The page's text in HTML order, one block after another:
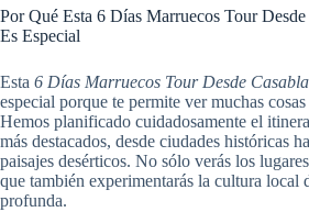
Por Qué Esta 6 Días Marruecos Tour
Es Especial
Esta 6 Días Marruecos Tour Desde
especial porque te permite ver muchas
Hemos planificado cuidadosamente el
más destacados, desde ciudades históricas
paisajes desérticos. No sólo verás los
que también experimentarás la cultura local
profunda.